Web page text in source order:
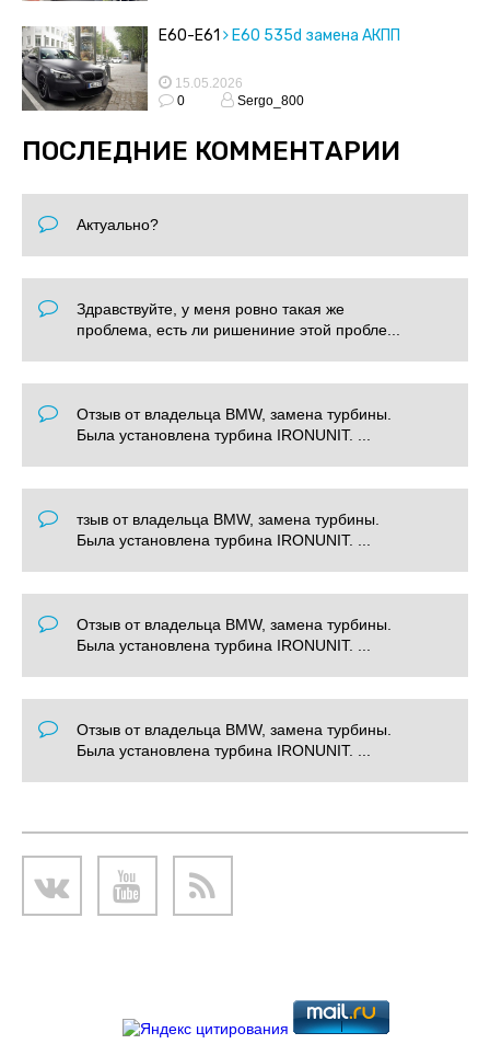
E60-E61 E60 535d замена АКПП
15.05.2026
0
Sergo_800
ПОСЛЕДНИЕ КОММЕНТАРИИ
Актуально?
Здравствуйте, у меня ровно такая же
проблема, есть ли ришениние этой пробле...
Отзыв от владельца BMW, замена турбины.
Была установлена турбина IRONUNIT. ...
тзыв от владельца BMW, замена турбины.
Была установлена турбина IRONUNIT. ...
Отзыв от владельца BMW, замена турбины.
Была установлена турбина IRONUNIT. ...
Отзыв от владельца BMW, замена турбины.
Была установлена турбина IRONUNIT. ...